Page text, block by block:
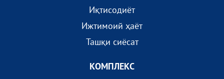
Иқтисодиёт
Ижтимоий ҳаёт
Ташқи сиёсат
КОМПЛEКС